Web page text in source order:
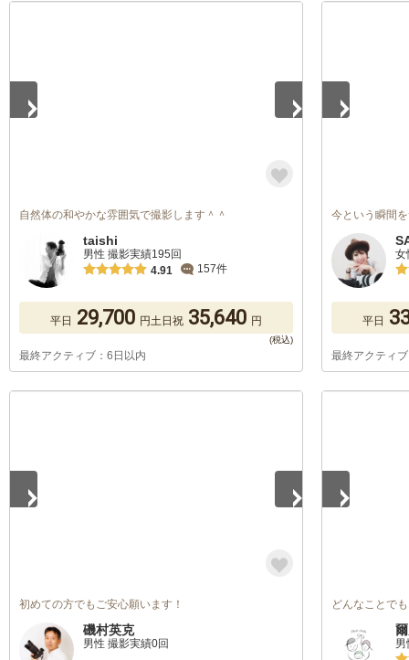
自然体の和やかな雰囲気で撮影します＾＾
taishi
男性 撮影実績195回
4.91
157件
平日 29,700 円土日祝 35,640 円
最終アクティブ：6日以内
今という瞬間
女
平日
最終アクティ
初めての方でもご安心願います！
磯村英克
男性 撮影実績0回
どんなことで